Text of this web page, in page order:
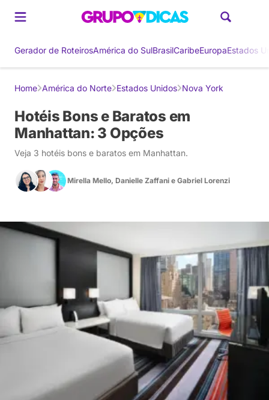
Gerador de RoteirosAmérica do SulBrasilCaribeEuropaEstados
Home América do Norte Estados Unidos Nova York
Hotéis Bons e Baratos em
Manhattan: 3 Opções
Veja 3 hotéis bons e baratos em Manhattan.
Mirella Mello, Danielle Zaffani e Gabriel Lorenzi